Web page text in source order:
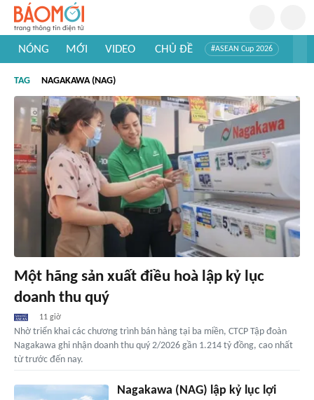
NÓNG MỚI VIDEO CHỦ ĐỀ #ASEAN Cup 2026
#Khám phá thế giới
TAG NAGAKAWA (NAG)
Một hãng sản xuất điều hoà lập kỷ lục
doanh thu quý
11 giờ
Nhờ triển khai các chương trình bán hàng tại ba miền, CTCP Tập đoàn
Nagakawa ghi nhận doanh thu quý 2/2026 gần 1.214 tỷ đồng, cao nhất
từ trước đến nay.
Nagakawa (NAG) lập kỷ lục lợi